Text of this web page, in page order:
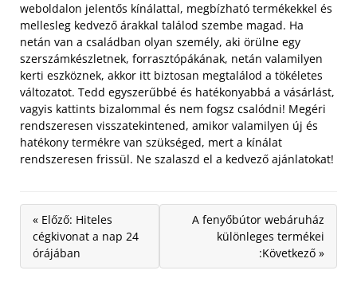
weboldalon jelentős kínálattal, megbízható termékekkel és
mellesleg kedvező árakkal találod szembe magad. Ha
netán van a családban olyan személy, aki örülne egy
szerszámkészletnek, forrasztópákának, netán valamilyen
kerti eszköznek, akkor itt biztosan megtalálod a tökéletes
változatot. Tedd egyszerűbbé és hatékonyabbá a vásárlást,
vagyis kattints bizalommal és nem fogsz csalódni! Megéri
rendszeresen visszatekintened, amikor valamilyen új és
hatékony termékre van szükséged, mert a kínálat
rendszeresen frissül. Ne szalaszd el a kedvező ajánlatokat!
« Előző: Hiteles
cégkivonat a nap 24
órájában
A fenyőbútor webáruház
különleges termékei
:Következő »